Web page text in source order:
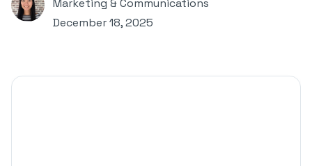
Marketing & Communications
December 18, 2025